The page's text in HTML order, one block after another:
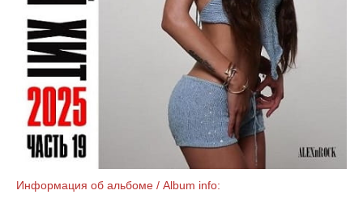
Информация об альбоме / Album info: